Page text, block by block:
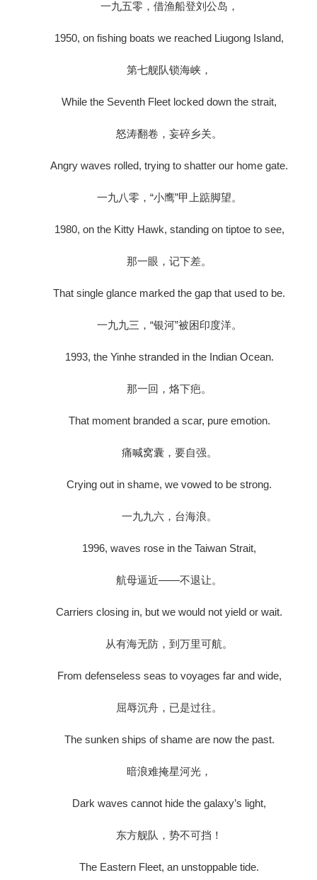
一九五零，借渔船登刘公岛，
1950, on fishing boats we reached Liugong Island,
第七舰队锁海峡，
While the Seventh Fleet locked down the strait,
怒涛翻卷，妄碎乡关。
Angry waves rolled, trying to shatter our home gate.
一九八零，“小鹰”甲上踮脚望。
1980, on the Kitty Hawk, standing on tiptoe to see,
那一眼，记下差。
That single glance marked the gap that used to be.
一九九三，“银河”被困印度洋。
1993, the Yinhe stranded in the Indian Ocean.
那一回，烙下疤。
That moment branded a scar, pure emotion.
痛喊窝囊，要自强。
Crying out in shame, we vowed to be strong.
一九九六，台海浪。
1996, waves rose in the Taiwan Strait,
航母逼近——不退让。
Carriers closing in, but we would not yield or wait.
从有海无防，到万里可航。
From defenseless seas to voyages far and wide,
屈辱沉舟，已是过往。
The sunken ships of shame are now the past.
暗浪难掩星河光，
Dark waves cannot hide the galaxy’s light,
东方舰队，势不可挡！
The Eastern Fleet, an unstoppable tide.